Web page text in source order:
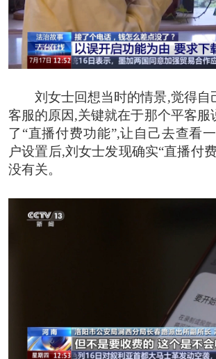
刘女士回想当时的情景,觉得自
客服的原因,关键就在于那个平客服
了“直播付费功能”,让自己去查看
户设置后,刘女士发现确实“直播付
没有关。